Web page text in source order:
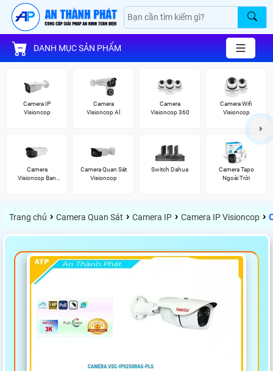
DANH MỤC SẢN PHẨM
Camera IP
Visioncop
Camera
Visioncop Al
Camera
Visioncop 360
Camera Wifi
Visioncop
Camera
Visioncop Ban
Camera Quan Sát
Visioncop
Switch Dahua
Camera Tapo
Ngoài Trời
Trang chủ › Camera Quan Sát › Camera IP › Camera IP Visioncop ›